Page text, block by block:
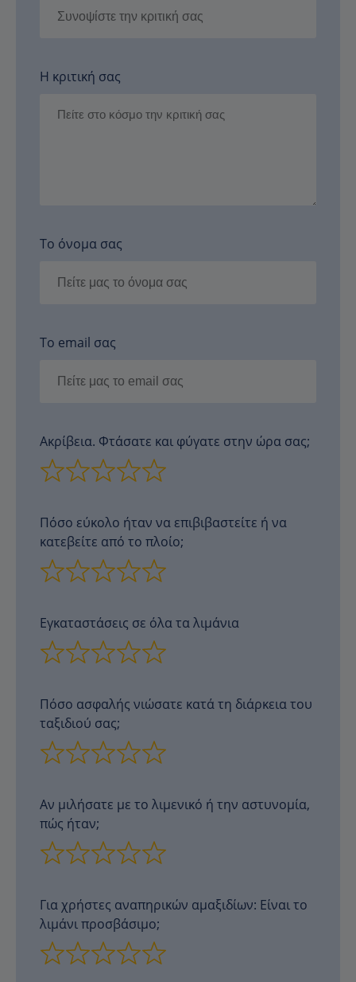
Η κριτική σας
Το όνομα σας
Το email σας
Ακρίβεια. Φτάσατε και φύγατε στην ώρα σας;
Πόσο εύκολο ήταν να επιβιβαστείτε ή να
κατεβείτε από το πλοίο;
Εγκαταστάσεις σε όλα τα λιμάνια
Πόσο ασφαλής νιώσατε κατά τη διάρκεια του
ταξιδιού σας;
Αν μιλήσατε με το λιμενικό ή την αστυνομία,
πώς ήταν;
Για χρήστες αναπηρικών αμαξιδίων: Είναι το
λιμάνι προσβάσιμο;